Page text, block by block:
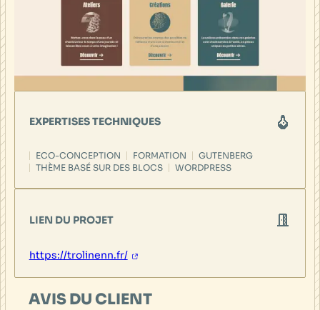
EXPERTISES TECHNIQUES
ECO-CONCEPTION FORMATION
GUTENBERG
THÈME BASÉ SUR DES BLOCS
WORDPRESS
LIEN DU PROJET
https://trolinenn.fr/
AVIS DU CLIENT